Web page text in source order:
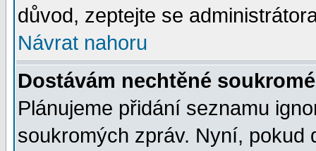
důvod, zeptejte se
Návrat nahoru
Dostávám nechtěné
Plánujeme přidání seznamu
soukromých zpráv. Nyní, pokud